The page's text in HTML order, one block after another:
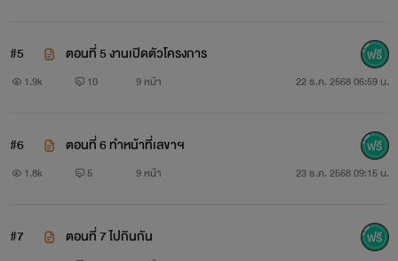
#5 ตอนที่ 5 งานเปิดตัวโครงการ
1.9k 10 9 หน้า 22 ธ.ค. 2568 06:59 น.
#6 ตอนที่ 6 ทำหน้าที่เลขาฯ
1.8k 5 9 หน้า 23 ธ.ค. 2568 09:15 น.
#7 ตอนที่ 7 ไปกินกัน